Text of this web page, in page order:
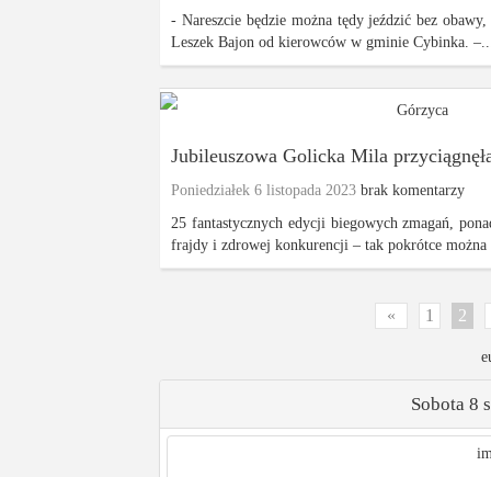
- Nareszcie będzie można tędy jeździć bez
Leszek Bajon od kierowców w gminie Cybinka.
Górzyca
Jubileuszowa Golicka Mila
Poniedziałek 6 listopada 2023 brak komentarzy
25 fantastycznych edycji biegowych zmagań,
frajdy i zdrowej konkurencji – tak pokrótce można
« 1 2
Sobota 8